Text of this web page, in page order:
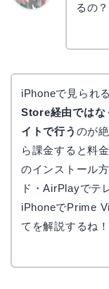
るの
iPhoneで見られ
Store経由では
イトで行う のが
ら課金すると料
のインストール
ド・AirPlayでテ
iPhoneでPrime
てを解説するね！